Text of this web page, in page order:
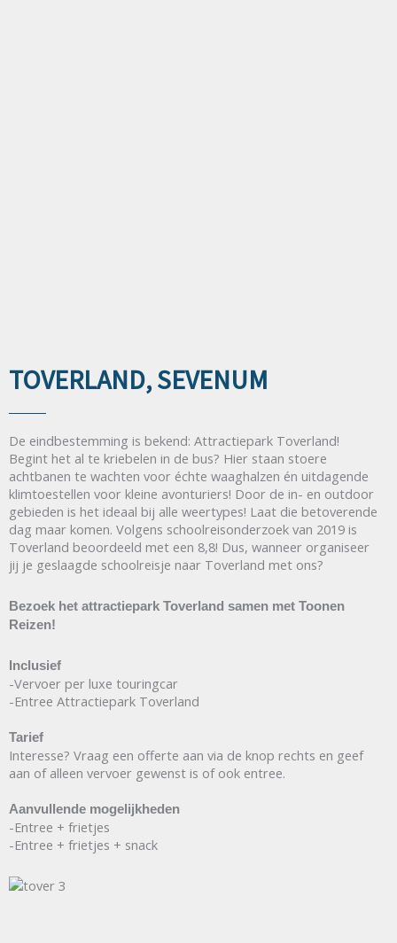
TOVERLAND, SEVENUM
De eindbestemming is bekend: Attractiepark Toverland!
Begint het al te kriebelen in de bus? Hier staan stoere
achtbanen te wachten voor échte waaghalzen én uitdagende
klimtoestellen voor kleine avonturiers! Door de in- en outdoor
gebieden is het ideaal bij alle weertypes! Laat die betoverende
dag maar komen. Volgens schoolreisonderzoek van 2019 is
Toverland beoordeeld met een 8,8! Dus, wanneer organiseer
jij je geslaagde schoolreisje naar Toverland met ons?
Bezoek het attractiepark Toverland samen met Toonen
Reizen!
Inclusief
-Vervoer per luxe touringcar
-Entree Attractiepark Toverland
Tarief
Interesse? Vraag een offerte aan via de knop rechts en geef
aan of alleen vervoer gewenst is of ook entree.
Aanvullende mogelijkheden
-Entree + frietjes
-Entree + frietjes + snack